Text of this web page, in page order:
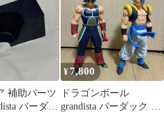
補助パーツ
バーダッ
¥7,800
ドラゴンボール
grandista バーダック ゴ